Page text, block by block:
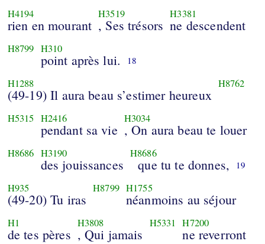
H4194
rien en mourant
H3519
, Ses trésors
H3381
ne descendent
H8799 H310
point après lui. 18
H1288
(49-19) Il aura beau s’estimer heureux
H8762
H5315 H2416
pendant sa vie
H3034
, On aura beau te louer
H8686 H3190
des jouissances
H8686
que tu te donnes, 19
H935
(49-20) Tu iras
H8799 H1755
néanmoins au séjour
H1
de tes pères
H3808
, Qui jamais
H5331 H7200
ne reverront